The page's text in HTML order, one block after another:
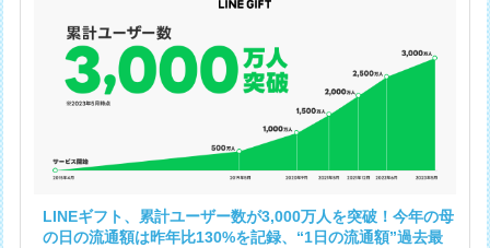
LINEギフト、累計ユーザー数が3,000万人を突破！今年の母
の日の流通額は昨年比130%を記録、“1日の流通額”過去最